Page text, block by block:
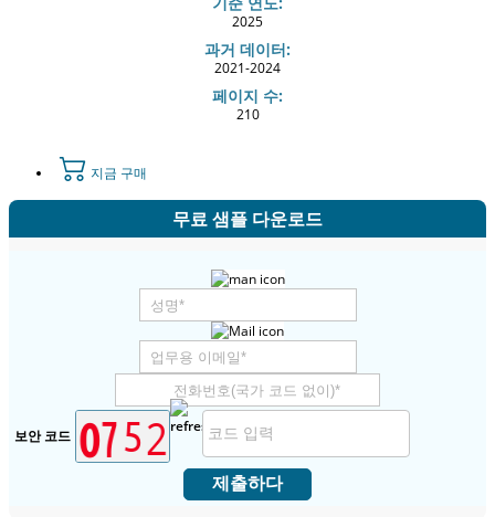
2025
과거 데이터:
2021-2024
페이지 수:
210
지금 구매
무료 샘플 다운로드
보안 코드
제출하다